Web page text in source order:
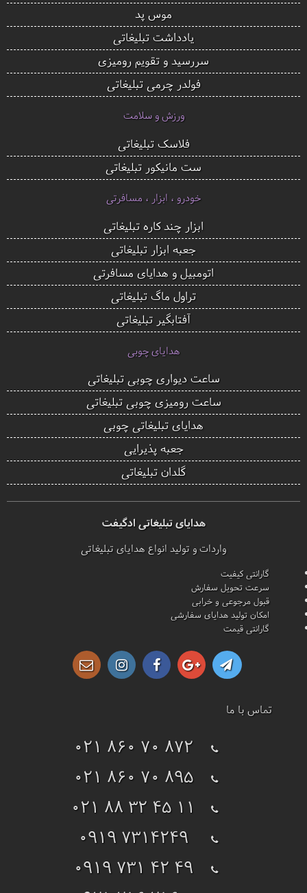
موس پد
یادداشت تبلیغاتی
سررسید و تقویم رومیزی
فولدر چرمی تبلیغاتی
ورزش و سلامت
فلاسک تبلیغاتی
ست مانیکور تبلیغاتی
خودرو ، ابزار ، مسافرتی
ابزار چند کاره تبلیغاتی
جعبه ابزار تبلیغاتی
اتومبیل و هدایای مسافرتی
تراول ماگ تبلیغاتی
آفتابگیر تبلیغاتی
هدایای چوبی
ساعت دیواری چوبی تبلیغاتی
ساعت رومیزی چوبی تبلیغاتی
هدایای تبلیغاتی چوبی
جعبه پذیرایی
گلدان تبلیغاتی
هدایای تبلیغاتی ادگیفت
واردات و تولید انواع هدایای تبلیغاتی
گارانتی کیفیت
سرعت تحویل سفارش
قبول مرجوعی و خرابی
امکان تولید هدایای سفارشی
گارانتی قیمت
تماس با ما
021 860 70 872
021 860 70 895
021 88 32 45 11
0919 7314249
0919 731 42 49